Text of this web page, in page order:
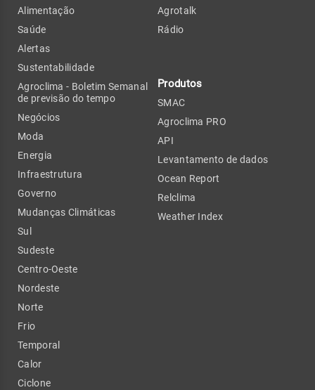
Alimentação
Saúde
Alertas
Sustentabilidade
Agroclima - Boletim Semanal
de previsão do tempo
Negócios
Moda
Energia
Infraestrutura
Governo
Mudanças Climáticas
Sul
Sudeste
Centro-Oeste
Nordeste
Norte
Frio
Temporal
Calor
Ciclone
Agrotalk
Rádio
Produtos
SMAC
Agroclima PRO
API
Levantamento de dados
Ocean Report
Relclima
Weather Index